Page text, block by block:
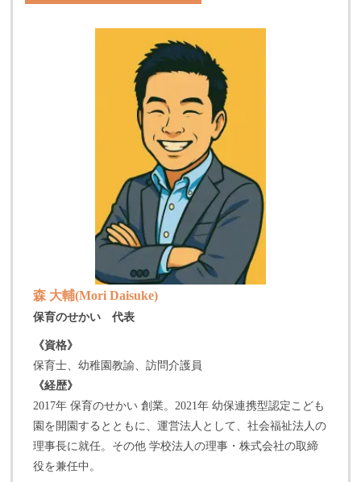
森 大輔(Mori Daisuke)
保育のせかい 代表
《資格》
保育士、幼稚園教諭、訪問介護員
《経歴》
2017年 保育のせかい 創業。2021年 幼保連携型認定こども
園を開園するとともに、運営法人として、社会福祉法人の
理事長に就任。その他 学校法人の理事・株式会社の取締
役を兼任中。